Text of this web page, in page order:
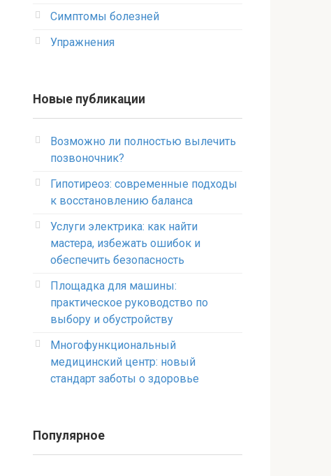
Симптомы болезней
Упражнения
Новые публикации
Возможно ли полностью вылечить
позвоночник?
Гипотиреоз: современные подходы
к восстановлению баланса
Услуги электрика: как найти
мастера, избежать ошибок и
обеспечить безопасность
Площадка для машины:
практическое руководство по
выбору и обустройству
Многофункциональный
медицинский центр: новый
стандарт заботы о здоровье
Популярное